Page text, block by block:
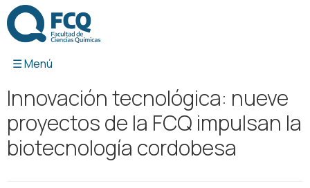
contenido
Innovación tecnológica: nueve
proyectos de la FCQ impulsan la
biotecnología cordobesa